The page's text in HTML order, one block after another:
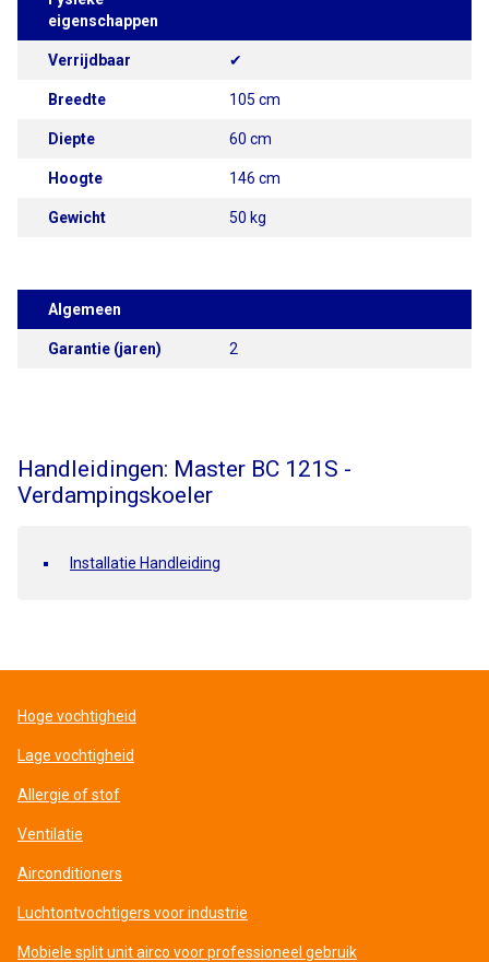
eigenschappen
Verrijdbaar ✔
Breedte 105 cm
Diepte 60 cm
Hoogte 146 cm
Gewicht 50 kg
Algemeen
Garantie (jaren) 2
Handleidingen: Master BC 121S -
Verdampingskoeler
Installatie Handleiding
Hoge vochtigheid
Lage vochtigheid
Allergie of stof
Ventilatie
Airconditioners
Luchtontvochtigers voor industrie
Mobiele split unit airco voor professioneel gebruik